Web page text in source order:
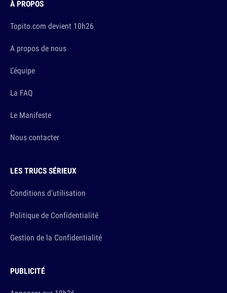
À PROPOS
Topito.com devient 10h26
A propos de nous
L'équipe
La FAQ
Le Manifeste
Nous contacter
LES TRUCS SÉRIEUX
Conditions d'utilisation
Politique de Confidentialité
Gestion de la Confidentialité
PUBLICITÉ